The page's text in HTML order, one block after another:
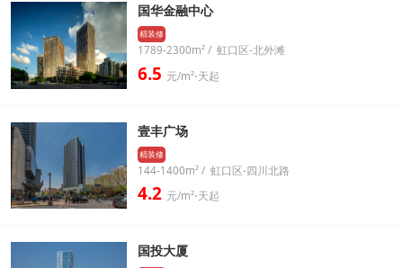
国华金融中心
精装修
1789-2300m² / 虹口区-北外滩
6.5 元/m²⋅天起
壹丰广场
精装修
144-1400m² / 虹口区-四川北路
4.2 元/m²⋅天起
国投大厦